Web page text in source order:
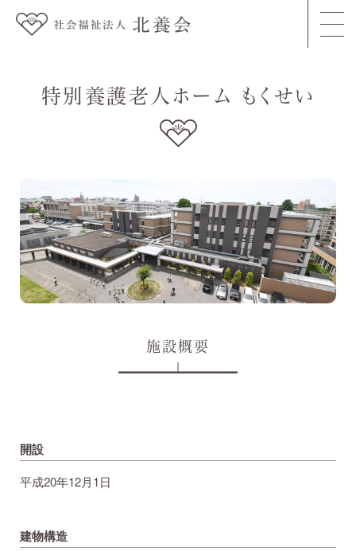
特別養護老人ホーム もくせい
施設概要
開設
平成20年12月1日
建物構造